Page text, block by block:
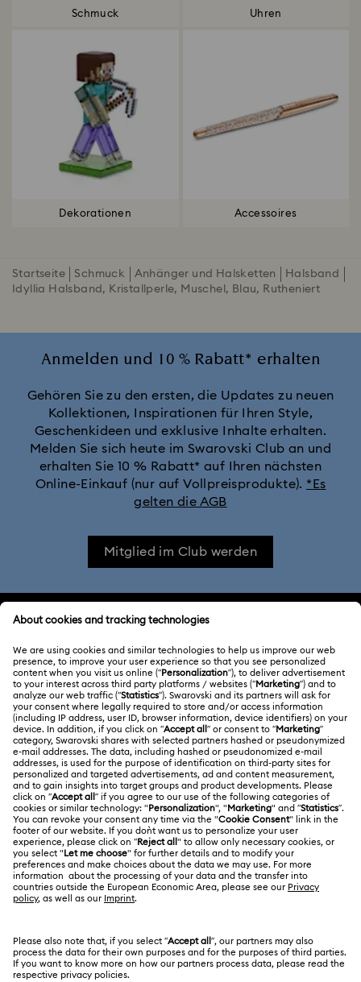
Schmuck Uhren
Dekorationen Accessoires
Startseite Schmuck Anhänger und Halsketten
Halsband
Idyllia Halsband, Kristallperle, Muschel, Blau, Rutheniert
Anmelden und 10 % Rabatt* erhalten
Gehören Sie zu den ersten, die Updates zu neuen
Kollektionen, Inspirationen für Ihren Style,
Geschenkideen und exklusive Inhalte erhalten.
Melden Sie sich heute im Swarovski Club an und
erhalten Sie 10 % Rabatt* auf Ihren nächsten
Online-Einkauf (nur auf Vollpreisprodukte). *Es
gelten die AGB
Mitglied im Club werden
KUNDENSERVICE
Übersicht zum Kundenservice
Geschenkkarten-Guthaben
Reparaturstatus
Kontakt
Größe berechnen
Store-Finder
ÜBER UNS
Über Swarovski
Stellen & Karriere
Alumni Community
Für Geschäftskunden
Sitemap
Kristallwelten
RECHTLICHE BEDINGUNGEN
Nutzungsbedingungen
AGB
Datenschutz
Impressum
Andere Länder
English
Deutsch Español Français